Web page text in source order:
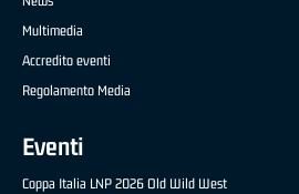
Multimedia
Accredito eventi
Regolamento Media
Eventi
Coppa Italia LNP 2026 Old Wild West